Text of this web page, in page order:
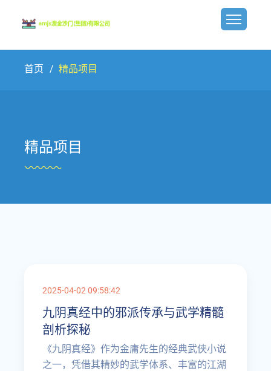
首页 精品项目
精品项目
2025-04-02 09:58:42
九阴真经中的邪派传承与武学精髓
剖析探秘
《九阴真经》作为金庸先生的经典武侠小说
之一，凭借其精妙的武学体系、丰富的江湖